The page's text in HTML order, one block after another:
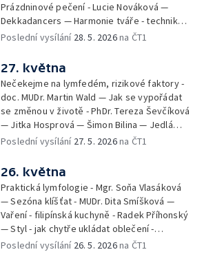
Prázdninové pečení - Lucie Nováková —
Dekkadancers — Harmonie tváře - techniky
přírodního omlazení - Martina Kavecká —
Petr Bednařík — Počasí s Michalem Žákem
Poslední vysílání 28. 5. 2026na ČT1
27. května
Nečekejme na lymfedém, rizikové faktory -
doc. MUDr. Martin Wald — Jak se vypořádat
se změnou v životě - PhDr. Tereza Ševčíková
— Jitka Hosprová — Šimon Bilina — Jedlá
zahrada - Petra Matějková — Kulturní tipy
Poslední vysílání 27. 5. 2026na ČT1
26. května
Praktická lymfologie - Mgr. Soňa Vlasáková
— Sezóna klíšťat - MUDr. Dita Smíšková —
Vaření - filipínská kuchyně - Radek Příhonský
— Styl - jak chytře ukládat oblečení -
Veronika Slaninová — Běháme s dětmi - jak
Poslední vysílání 26. 5. 2026na ČT1